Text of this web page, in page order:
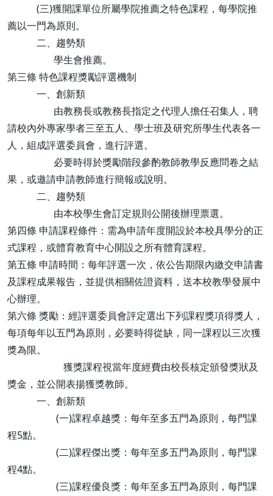
(三)獲開課單位所屬學院推薦之特色課程，每學院推
薦以一門為原則。
二、趨勢類
學生會推薦。
第三條 特色課程獎勵評選機制
一、創新類
由教務長或教務長指定之代理人擔任召集人，聘
請校內外專家學者三至五人、學士班及研究所學生代表各一
人，組成評選委員會，進行評選。
必要時得於獎勵階段參酌教師教學反應問卷之結
果，或邀請申請教師進行簡報或說明。
二、趨勢類
由本校學生會訂定規則公開後辦理票選。
第四條 申請課程條件：需為申請年度開設於本校具學分的正
式課程，或體育教育中心開設之所有體育課程。
第五條 申請時間：每年評選一次，依公告期限內繳交申請書
及課程成果報告，並提供相關佐證資料，送本校教學發展中
心辦理。
第六條 獎勵：經評選委員會評定選出下列課程獎項得獎人，
每項每年以五門為原則，必要時得從缺，同一課程以三次獲
獎為限。
獲獎課程視當年度經費由校長核定頒發獎狀及
獎金，並公開表揚獲獎教師。
一、創新類
(一)課程卓越獎：每年至多五門為原則，每門課
程5點。
(二)課程傑出獎：每年至多五門為原則，每門課
程4點。
(三)課程優良獎：每年至多五門為原則，每門課